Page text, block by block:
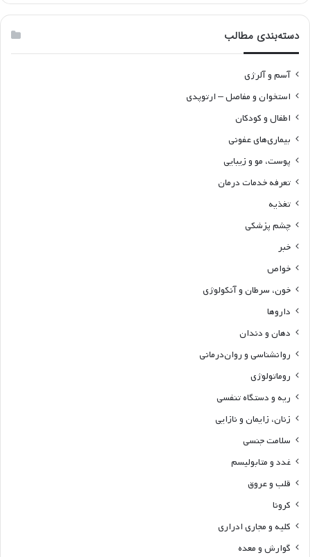
دسته‌بندی مطالب
آسم و آلرژی
استخوان و مفاصل – ارتوپدی
اطفال و کودکان
بیماری‌های عفونی
پوست، مو و زیبایی
تعرفه خدمات درمان
تغذیه
چشم پزشکی
خبر
خواص
خون، سرطان و آنکولوژی
داروها
دهان و دندان
روانشناسی و روان‌درمانی
روماتولوژی
ریه و دستگاه تنفسی
زنان، زایمان و نازایی
سلامت جنسی
غدد و متابولیسم
قلب و عروق
کرونا
کلیه و مجاری ادراری
گوارش و معده